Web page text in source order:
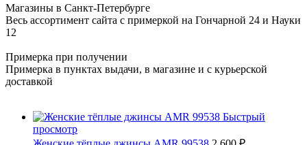
Магазины в Санкт-Петербурге
Весь ассортимент сайта с примеркой на Гончарной 24 и Науки
12
Примерка при получении
Примерка в пунктах выдачи, в магазине и с курьерской
доставкой
Быстрый
просмотр